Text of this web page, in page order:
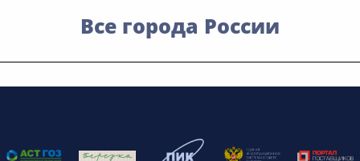
Все города России